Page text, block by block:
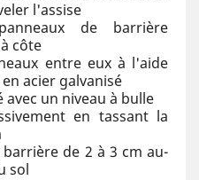
l'assise
de barrière
côte
entre eux à l'aide
acier galvanisé
un niveau à bulle
en tassant la
barrière de 2 à 3 cm au-
sol